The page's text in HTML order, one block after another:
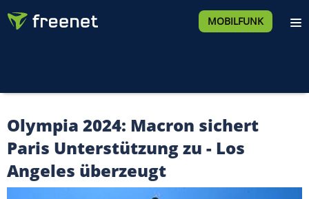
MOBILFUNK
Olympia 2024: Macron sichert
Paris Unterstützung zu - Los
Angeles überzeugt